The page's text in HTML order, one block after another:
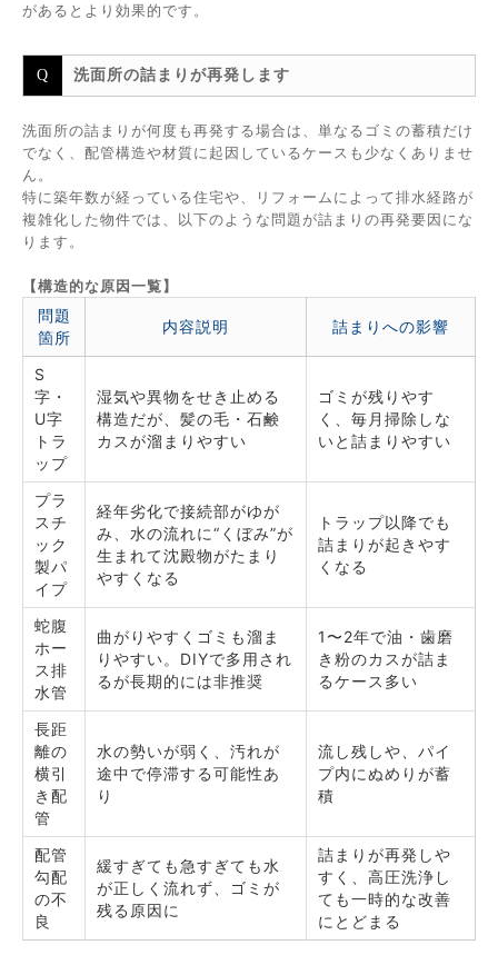
があるとより効果的です。
洗面所の詰まりが再発します
洗面所の詰まりが何度も再発する場合は、単なるゴミの蓄積だけ
でなく、配管構造や材質に起因しているケースも少なくありませ
ん。
特に築年数が経っている住宅や、リフォームによって排水経路が
複雑化した物件では、以下のような問題が詰まりの再発要因にな
ります。
【構造的な原因一覧】
問題
箇所
内容説明 詰まりへの影響
S
字・
U字
トラ
ップ
湿気や異物をせき止める
構造だが、髪の毛・石鹸
カスが溜まりやすい
ゴミが残りやす
く、毎月掃除しな
いと詰まりやすい
プラ
スチ
ック
製パ
イプ
経年劣化で接続部がゆが
み、水の流れに“くぼみ”が
生まれて沈殿物がたまり
やすくなる
トラップ以降でも
詰まりが起きやす
くなる
蛇腹
ホー
ス排
水管
曲がりやすくゴミも溜ま
りやすい。DIYで多用され
るが長期的には非推奨
1〜2年で油・歯磨
き粉のカスが詰ま
るケース多い
長距
離の
横引
き配
管
水の勢いが弱く、汚れが
途中で停滞する可能性あ
り
流し残しや、パイ
プ内にぬめりが蓄
積
配管
勾配
の不
良
緩すぎても急すぎても水
が正しく流れず、ゴミが
残る原因に
詰まりが再発しや
すく、高圧洗浄し
ても一時的な改善
にとどまる